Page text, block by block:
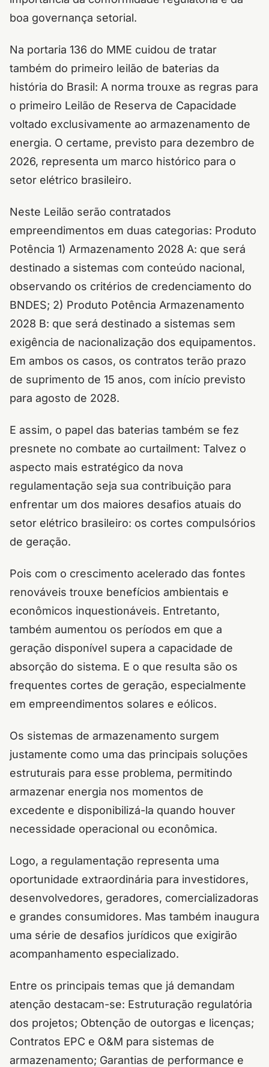
boa governança setorial.
Na portaria 136 do MME cuidou de tratar
também do primeiro leilão de baterias da
história do Brasil: A norma trouxe as regras para
o primeiro Leilão de Reserva de Capacidade
voltado exclusivamente ao armazenamento de
energia. O certame, previsto para dezembro de
2026, representa um marco histórico para o
setor elétrico brasileiro.
Neste Leilão serão contratados
empreendimentos em duas categorias: Produto
Potência 1) Armazenamento 2028 A: que será
destinado a sistemas com conteúdo nacional,
observando os critérios de credenciamento do
BNDES; 2) Produto Potência Armazenamento
2028 B: que será destinado a sistemas sem
exigência de nacionalização dos equipamentos.
Em ambos os casos, os contratos terão prazo
de suprimento de 15 anos, com início previsto
para agosto de 2028.
E assim, o papel das baterias também se fez
presnete no combate ao curtailment: Talvez o
aspecto mais estratégico da nova
regulamentação seja sua contribuição para
enfrentar um dos maiores desafios atuais do
setor elétrico brasileiro: os cortes compulsórios
de geração.
Pois com o crescimento acelerado das fontes
renováveis trouxe benefícios ambientais e
econômicos inquestionáveis. Entretanto,
também aumentou os períodos em que a
geração disponível supera a capacidade de
absorção do sistema. E o que resulta são os
frequentes cortes de geração, especialmente
em empreendimentos solares e eólicos.
Os sistemas de armazenamento surgem
justamente como uma das principais soluções
estruturais para esse problema, permitindo
armazenar energia nos momentos de
excedente e disponibilizá-la quando houver
necessidade operacional ou econômica.
Logo, a regulamentação representa uma
oportunidade extraordinária para investidores,
desenvolvedores, geradores, comercializadoras
e grandes consumidores. Mas também inaugura
uma série de desafios jurídicos que exigirão
acompanhamento especializado.
Entre os principais temas que já demandam
atenção destacam-se: Estruturação regulatória
dos projetos; Obtenção de outorgas e licenças;
Contratos EPC e O&M para sistemas de
armazenamento; Garantias de performance e